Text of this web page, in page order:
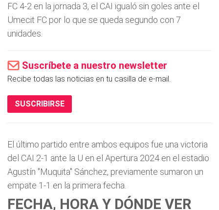
FC 4-2 en la jornada 3, el CAI igualó sin goles ante el
Umecit FC por lo que se queda segundo con 7
unidades.
Suscríbete a nuestro newsletter
Recibe todas las noticias en tu casilla de e-mail.
SUSCRIBIRSE
El último partido entre ambos equipos fue una victoria
del CAI 2-1 ante la U en el Apertura 2024 en el estadio
Agustín "Muquita" Sánchez, previamente sumaron un
empate 1-1 en la primera fecha.
FECHA, HORA Y DÓNDE VER